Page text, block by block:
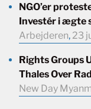
NGO’er
Investér i ægte
Arbejderen, 23
Rights Groups
Thales Over
New Day